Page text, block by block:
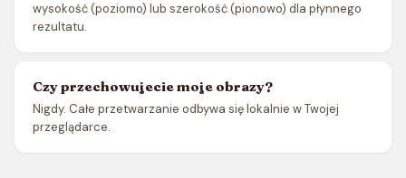
wysokość (poziomo) lub szerokość (pionowo) dla płynnego
rezultatu.
Czy przechowujecie moje obrazy?
Nigdy. Całe przetwarzanie odbywa się lokalnie w Twojej
przeglądarce.